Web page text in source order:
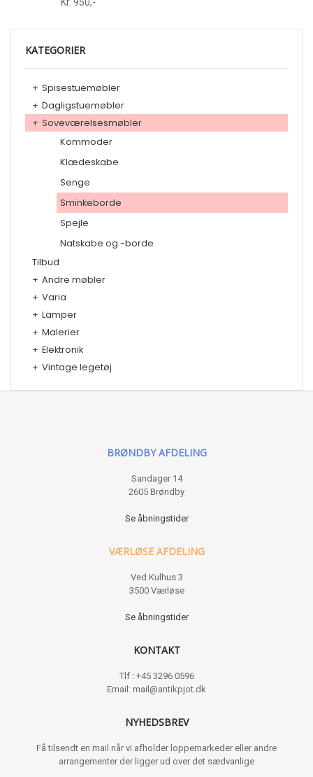
Kr. 950,-
KATEGORIER
+ Spisestuemøbler
+ Dagligstuemøbler
+ Soveværelsesmøbler
Kommoder
Klædeskabe
Senge
Sminkeborde
Spejle
Natskabe og -borde
Tilbud
+ Andre møbler
+ Varia
+ Lamper
+ Malerier
+ Elektronik
+ Vintage legetøj
BRØNDBY AFDELING
Sandager 14
2605 Brøndby
Se åbningstider
VÆRLØSE AFDELING
Ved Kulhus 3
3500 Værløse
Se åbningstider
KONTAKT
Tlf : +45 3296 0596
Email: mail@antikpjot.dk
NYHEDSBREV
Få tilsendt en mail når vi afholder loppemarkeder eller andre
arrangementer der ligger ud over det sædvanlige